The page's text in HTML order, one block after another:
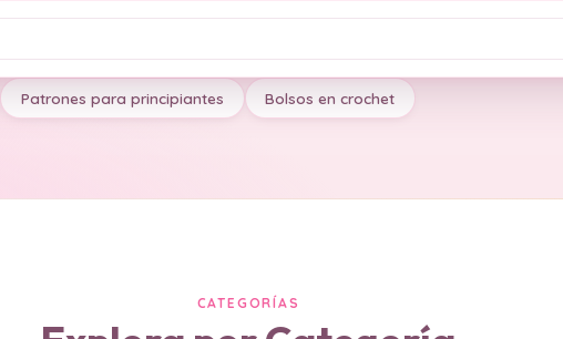
Patrones para principiantes Bolsos en crochet
CATEGORÍAS